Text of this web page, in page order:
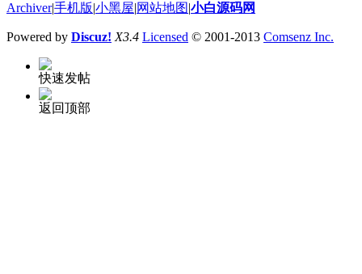
Archiver|手机版 小黑屋 网站地图 小白源码网
Powered by Discuz! X3.4 Licensed © 2001-2013 Comsenz Inc.
快速发帖
返回顶部